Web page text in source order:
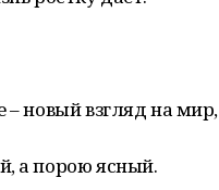
новый взгляд на мир,
а порою ясный.